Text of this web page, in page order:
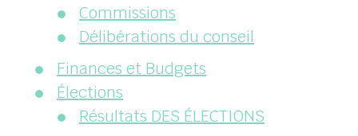
Commissions
Délibérations du conseil
Finances et Budgets
Élections
Résultats DES ÉLECTIONS